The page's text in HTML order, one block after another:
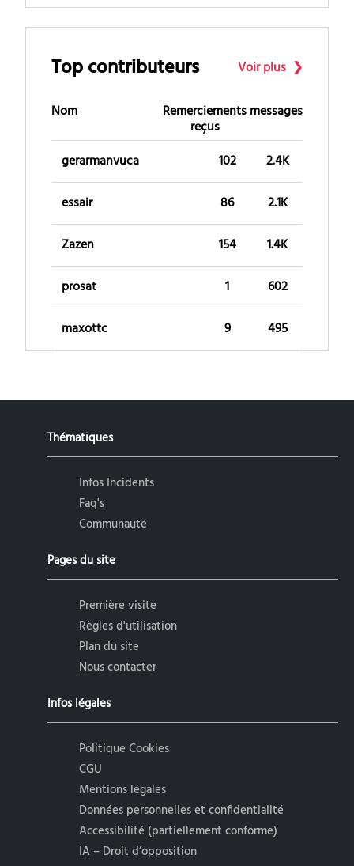
Top contributeurs Voir plus
Nom Remerciements
reçus
messages
gerarmanvuca 102 2.4K
essair 86 2.1K
Zazen 154 1.4K
prosat 1 602
maxottc 9 495
Thématiques
Infos Incidents
Faq's
Communauté
Pages du site
Première visite
Règles d'utilisation
Plan du site
Nous contacter
Infos légales
Politique Cookies
CGU
Mentions légales
Données personnelles et confidentialité
Accessibilité (partiellement conforme)
IA – Droit d’opposition